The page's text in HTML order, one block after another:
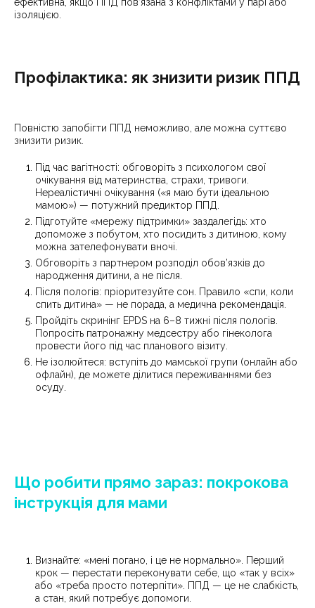
ефективна, якщо ППД пов’язана з конфліктами у парі або
ізоляцією.
Профілактика: як знизити ризик ППД
Повністю запобігти ППД неможливо, але можна суттєво
знизити ризик.
Під час вагітності: обговоріть з психологом свої
очікування від материнства, страхи, тривоги.
Нереалістичні очікування («я маю бути ідеальною
мамою») — потужний предиктор ППД.
Підготуйте «мережу підтримки» заздалегідь: хто
допоможе з побутом, хто посидить з дитиною, кому
можна зателефонувати вночі.
Обговоріть з партнером розподіл обов’язків до
народження дитини, а не після.
Після пологів: пріоритезуйте сон. Правило «спи, коли
спить дитина» — не порада, а медична рекомендація.
Пройдіть скринінг EPDS на 6–8 тижні після пологів.
Попросіть патронажну медсестру або гінеколога
провести його під час планового візиту.
Не ізолюйтеся: вступіть до мамської групи (онлайн або
офлайн), де можете ділитися переживаннями без
осуду.
Що робити прямо зараз: покрокова
інструкція для мами
Визнайте: «мені погано, і це не нормально». Перший
крок — перестати переконувати себе, що «так у всіх»
або «треба просто потерпіти». ППД — це не слабкість,
а стан, який потребує допомоги.